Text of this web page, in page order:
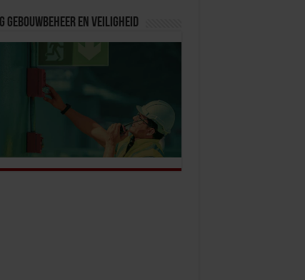
Gebouwbeheer en veiligheid